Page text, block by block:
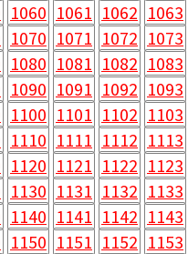
1060 1061 1062 1063
1070 1071 1072 1073
1080 1081 1082 1083
1090 1091 1092 1093
1100 1101 1102 1103
1110 1111 1112 1113
1120 1121 1122 1123
1130 1131 1132 1133
1140 1141 1142 1143
1150 1151 1152 1153